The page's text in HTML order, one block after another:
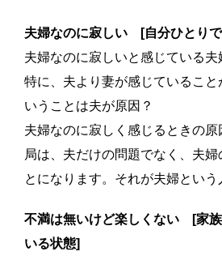
夫婦なのに寂しい [自分ひとり
夫婦なのに寂しいと感じている夫
特に、夫より妻が感じていること
いうことは夫が原因？
夫婦なのに寂しく感じるときの
局は、夫だけの問題でなく、夫婦
とになります。それが夫婦という
不満は無いけど楽しくない [家
いる状態]